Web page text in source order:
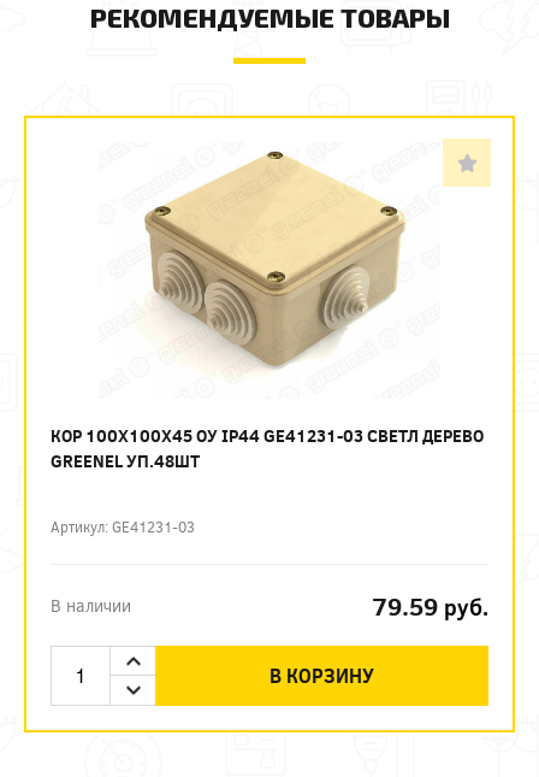
РЕКОМЕНДУЕМЫЕ ТОВАРЫ
КОР 100Х100Х45 ОУ IP44 GE41231-03 СВЕТЛ ДЕРЕВО
GREENEL УП.48ШТ
Артикул: GE41231-03
В наличии 79.59 руб.
В КОРЗИНУ